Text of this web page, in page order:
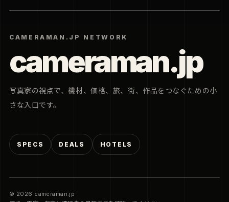
CAMERAMAN.JP NETWORK
cameraman.jp
写真家の視点で、機材、価格、旅、街、作品をつなぐための小
さな入口です。
SPECS DEALS HOTELS
© 2026 cameraman.jp